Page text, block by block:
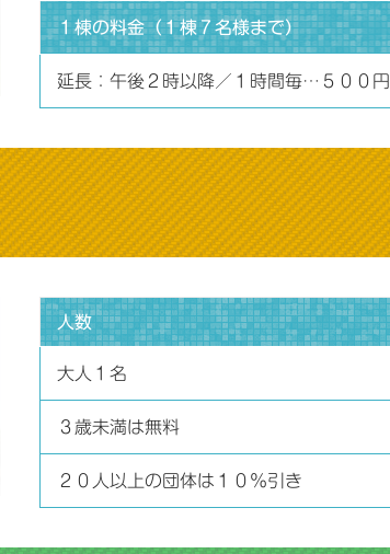
１棟の料金（１棟７名様まで）
延長：午後２時以降／１時間毎…５００円
人数
大人１名
３歳未満は無料
２０人以上の団体は１０％引き